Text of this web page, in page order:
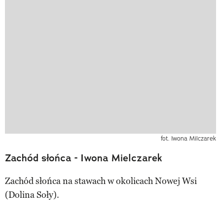
fot. Iwona Milczarek
Zachód słońca - Iwona Mielczarek
Zachód słońca na stawach w okolicach Nowej Wsi
(Dolina Soły).